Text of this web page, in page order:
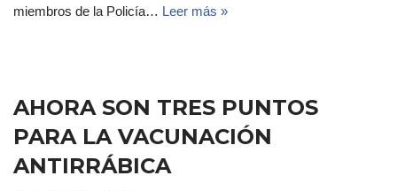
miembros de la Policía… Leer más »
AHORA SON TRES PUNTOS
PARA LA VACUNACIÓN
ANTIRRÁBICA